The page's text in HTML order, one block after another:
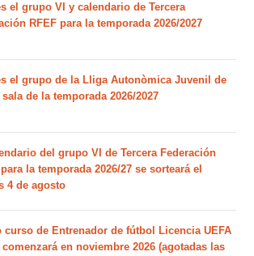
el grupo VI y calendario de Tercera
RFEF para la temporada 2026/2027
el grupo de la Lliga Autonòmica Juvenil de
de la temporada 2026/2027
del grupo VI de Tercera Federación
para la temporada 2026/27 se sorteará el
4 de agosto
curso de Entrenador de fútbol Licencia UEFA
comenzará en noviembre 2026 (agotadas las